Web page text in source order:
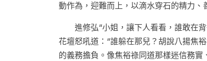
動作為，迎難而上，以滴水穿石的精力、
進修弘“小姐，讓下人看看，誰敢在
花壇怒吼道：“誰躲在那兒？胡說八揚焦
的義務擔負。像焦裕祿同道那樣迷信務